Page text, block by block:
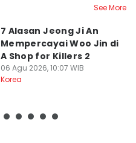
See More
7 Alasan Jeong Ji An
Mempercayai Woo Jin di
A Shop for Killers 2
06 Agu 2026, 10:07 WIB
Korea